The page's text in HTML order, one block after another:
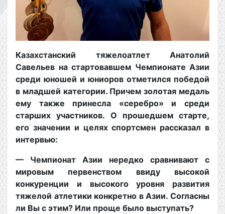
Казахстанский тяжелоатлет Анатолий
Савельев на стартовавшем Чемпионате Азии
среди юношей и юниоров отметился победой
в младшей категории. Причем золотая медаль
ему также принесла «серебро» и среди
старших участников. О прошедшем старте,
его значении и целях спортсмен рассказал в
интервью:
— Чемпионат Азии нередко сравнивают с
мировым первенством ввиду высокой
конкуренции и высокого уровня развития
тяжелой атлетики конкретно в Азии. Согласны
ли Вы с этим? Или проще было выступать?